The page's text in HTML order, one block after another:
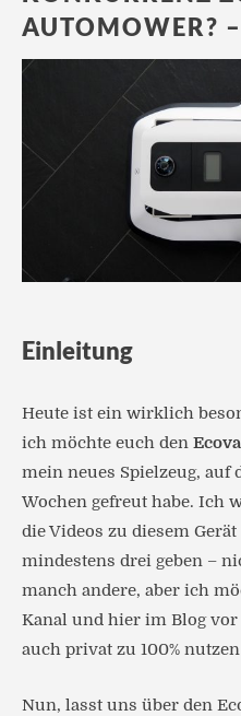
AUTOMOWER?
Einleitung
Heute ist ein wirklich
ich möchte euch den
mein neues Spielzeug, auf
Wochen gefreut habe. Ich
die Videos zu diesem
mindestens drei geben –
manch andere, aber ich
Kanal und hier im Blog
auch privat zu 100%
Nun, lasst uns über den